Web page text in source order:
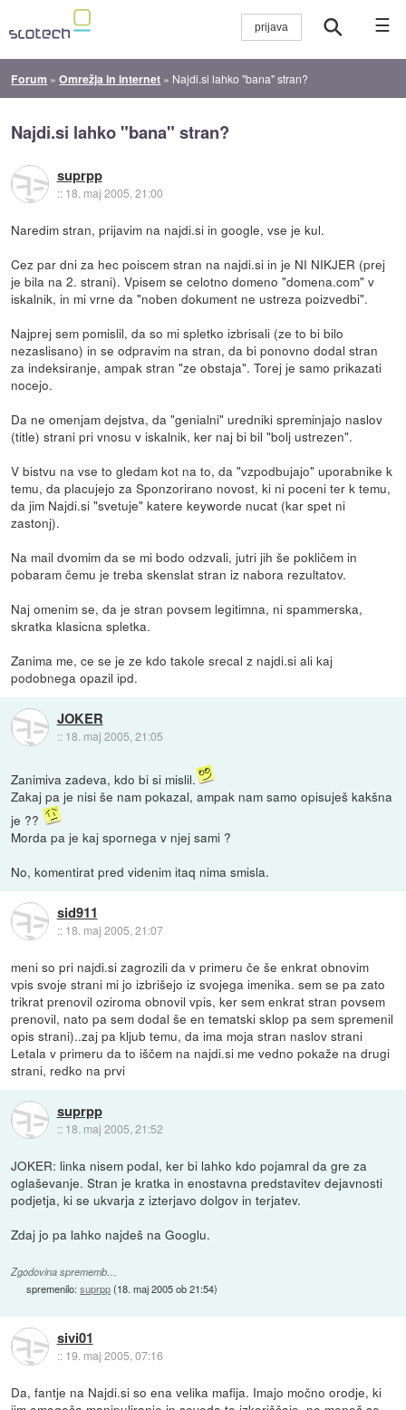
☰
Forum »Omrežja in internet » Najdi.si lahko "bana" stran?
Najdi.si lahko "bana" stran?
suprpp
:: 18. maj 2005, 21:00
Naredim stran, prijavim na najdi.si in google, vse je kul.
Cez par dni za hec poiscem stran na najdi.si in je NI NIKJER (prej
je bila na 2. strani). Vpisem se celotno domeno "domena.com" v
iskalnik, in mi vrne da "noben dokument ne ustreza poizvedbi".
Najprej sem pomislil, da so mi spletko izbrisali (ze to bi bilo
nezaslisano) in se odpravim na stran, da bi ponovno dodal stran
za indeksiranje, ampak stran "ze obstaja". Torej je samo prikazati
nocejo.
Da ne omenjam dejstva, da "genialni" uredniki spreminjajo naslov
(title) strani pri vnosu v iskalnik, ker naj bi bil "bolj ustrezen".
V bistvu na vse to gledam kot na to, da "vzpodbujajo" uporabnike k
temu, da placujejo za Sponzorirano novost, ki ni poceni ter k temu,
da jim Najdi.si "svetuje" katere keyworde nucat (kar spet ni
zastonj).
Na mail dvomim da se mi bodo odzvali, jutri jih še pokličem in
pobaram čemu je treba skenslat stran iz nabora rezultatov.
Naj omenim se, da je stran povsem legitimna, ni spammerska,
skratka klasicna spletka.
Zanima me, ce se je ze kdo takole srecal z najdi.si ali kaj
podobnega opazil ipd.
JOKER
:: 18. maj 2005, 21:05
Zanimiva zadeva, kdo bi si mislil.
Zakaj pa je nisi še nam pokazal, ampak nam samo opisuješ kakšna
je ??
Morda pa je kaj spornega v njej sami ?
No, komentirat pred videnim itaq nima smisla.
sid911
:: 18. maj 2005, 21:07
meni so pri najdi.si zagrozili da v primeru če še enkrat obnovim
vpis svoje strani mi jo izbrišejo iz svojega imenika. sem se pa zato
trikrat prenovil oziroma obnovil vpis, ker sem enkrat stran povsem
prenovil, nato pa sem dodal še en tematski sklop pa sem spremenil
opis strani)..zaj pa kljub temu, da ima moja stran naslov strani
Letala v primeru da to iščem na najdi.si me vedno pokaže na drugi
strani, redko na prvi
suprpp
:: 18. maj 2005, 21:52
JOKER: linka nisem podal, ker bi lahko kdo pojamral da gre za
oglaševanje. Stran je kratka in enostavna predstavitev dejavnosti
podjetja, ki se ukvarja z izterjavo dolgov in terjatev.
Zdaj jo pa lahko najdeš na Googlu.
Zgodovina sprememb…
spremenilo:suprpp(18. maj 2005 ob 21:54)
sivi01
:: 19. maj 2005, 07:16
Da, fantje na Najdi.si so ena velika mafija. Imajo močno orodje, ki